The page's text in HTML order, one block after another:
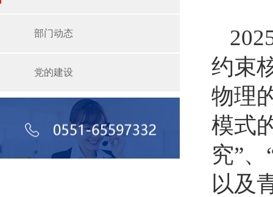
部门动态
党的建设
约束
物理
模式
究”
以及